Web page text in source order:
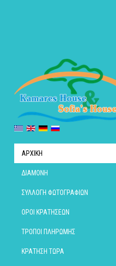
ΑΡΧΙΚΉ
ΔΙΑΜΟΝΉ
ΣΥΛΛΟΓΉ ΦΩΤΟΓΡΑΦΙΏΝ
ΌΡΟΙ ΚΡΑΤΉΣΕΩΝ
ΤΡΌΠΟΙ ΠΛΗΡΩΜΉΣ
ΚΡΆΤΗΣΗ ΤΏΡΑ